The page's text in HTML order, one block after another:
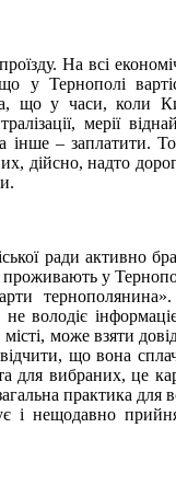
На всі
у Тернополі
що у часи, коли
мерії
інше – заплатити.
дійсно, надто
ради активно
проживають у
тернополянина».
володіє
може взяти
що вона
для вибраних, це
практика для
і нещодавно